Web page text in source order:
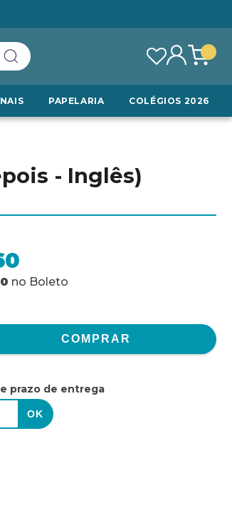
PAPELARIA COLÉGIOS 2026
- Inglês)
no Boleto
prazo de entrega